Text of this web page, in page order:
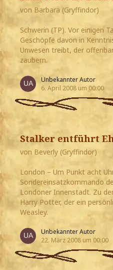
von Barbara (Gryffindor)
Schwerin (TP). Vor einigen
Geschöpfe davon in
Unwesen treibt, der
zaubern.
Unbekannter Autor
6. April 2008 um 00:00
Stalker entführt
von Beverly (Gryffindor)
London – Um Punkt acht
Sondereinsatzkommando
Londoner Innenstadt. Zu
Harry Potter, der ein
Weasley.
Unbekannter Autor
22. März 2008 um 00:00